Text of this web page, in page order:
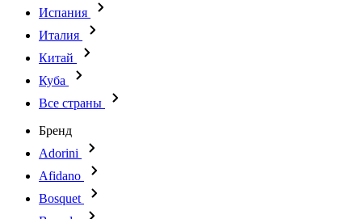
Испания
Италия
Китай
Куба
Все страны
Бренд
Adorini
Afidano
Bosquet